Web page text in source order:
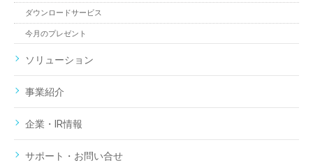
ダウンロードサービス
今月のプレゼント
ソリューション
事業紹介
企業・IR情報
サポート・お問い合せ